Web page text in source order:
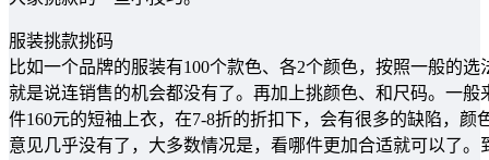
服装挑款挑码
比如一个品牌的服装有100个款色、各2个颜色，按照一般的
就是说连销售的机会都没有了。再加上挑颜色、和尺码。一
件160元的短袖上衣，在7-8折的折扣下，会有很多的缺陷，
意见几乎没有了，大多数情况是，看哪件更加合适就可以了